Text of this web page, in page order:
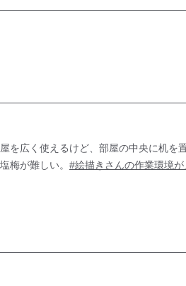
を広く使えるけど、部屋の中央に机を
梅が難しい。 #絵描きさんの作業環境が